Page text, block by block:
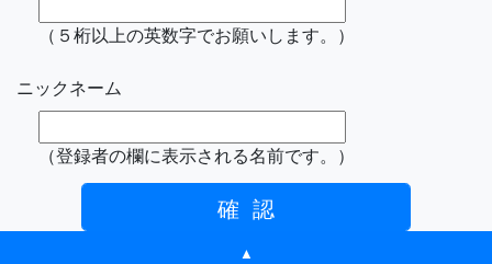
（５桁以上の英数字でお願いします。）
ニックネーム
（登録者の欄に表示される名前です。）
▲